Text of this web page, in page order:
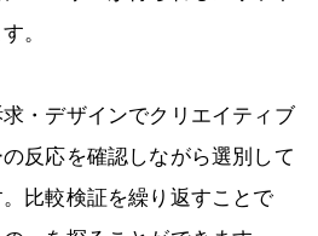
。
・デザインでクリエイティブ
反応を確認しながら選別して
比較検証を繰り返すことで